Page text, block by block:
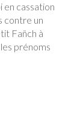
cassation
contre un
Fañch à
prénoms